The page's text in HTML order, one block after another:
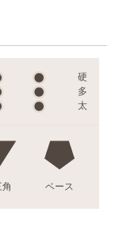
硬
多
太
ベース